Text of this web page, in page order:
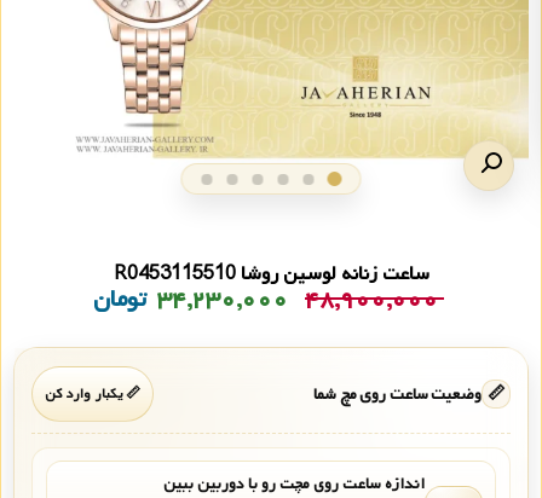
ساعت زنانه لوسین روشا R0453115510
۴۸,۹۰۰,۰۰۰ ۳۴,۲۳۰,۰۰۰ تومان
📏 وضعیت ساعت روی مچ شما 📏 یکبار وارد کن
اندازه ساعت روی مچت رو با دوربین ببین